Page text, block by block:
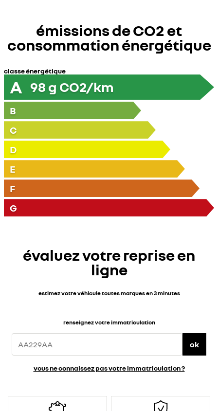
émissions de CO2 et
consommation énergétique
classe énergétique
A 98 g CO2/km
B
C
D
E
F
G
évaluez votre reprise en
ligne
estimez votre véhicule toutes marques en 3 minutes
renseignez votre immatriculation
ok
vous ne connaissez pas votre immatriculation ?